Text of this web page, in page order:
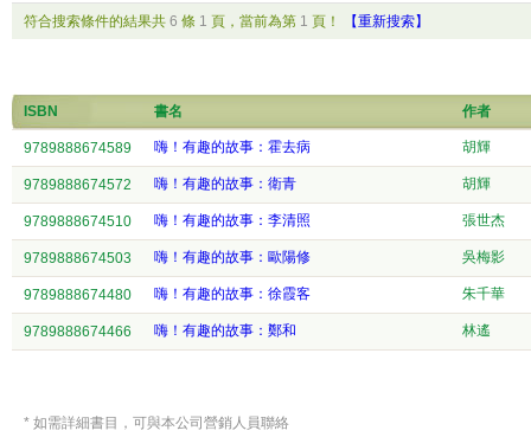
符合搜索條件的結果共 6 條 1 頁，當前為第 1 頁！ 【重新搜索】
ISBN 書名 作者
9789888674589 嗨！有趣的故事：霍去病 胡輝
9789888674572 嗨！有趣的故事：衛青 胡輝
9789888674510 嗨！有趣的故事：李清照 張世杰
9789888674503 嗨！有趣的故事：歐陽修 吳梅影
9789888674480 嗨！有趣的故事：徐霞客 朱千華
9789888674466 嗨！有趣的故事：鄭和 林遙
* 如需詳細書目，可與本公司營銷人員聯絡